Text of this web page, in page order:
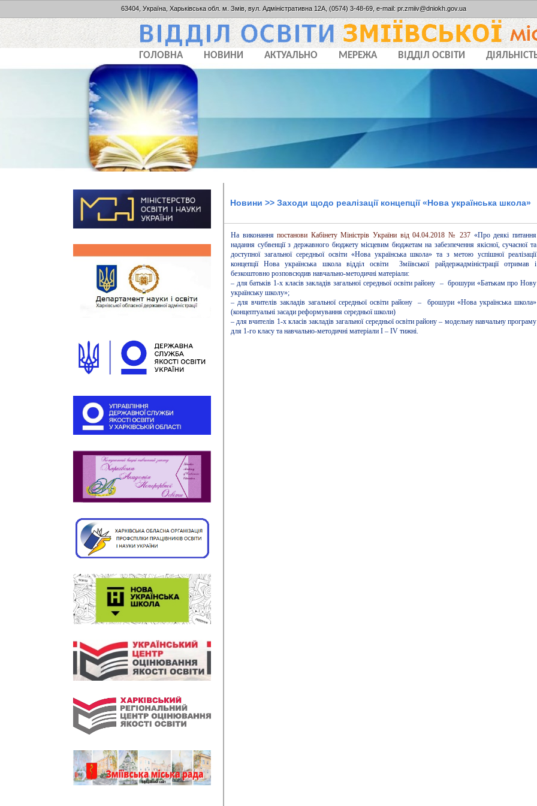
63404, Україна, Харьківська обл. м. Змів, вул. Адміністративна 12А, (0574) 3-48-69, e-mail: pr.zmiiv@dniokh.gov.ua
ГОЛОВНА НОВИНИ АКТУАЛЬНО МЕРЕЖА ВІДДІЛ ОСВІТИ
Новини >> Заходи щодо реалізації концепції «Нова українська школа»
На виконанняпостанови Кабінету Міністрів України від 04.04.2018 № 237 «Про деякі питання
надання субвенції з державного бюджету місцевим бюджетам на забезпечення якісної, сучасної та
доступної загальної середньої освіти «Нова українська школа» та з метою успішної реалізації
концепції Нова українська школа відділ освіти Зміївської райдержадміністрації отримав і
безкоштовно розповсюдив навчально-методичні матеріали:
– для батьків 1-х класів закладів загальної середньої освіти району – брошури «Батькам про Нову
українську школу»;
– для вчителів закладів загальної середньої освіти району – брошури «Нова українська школа»
(концептуальні засади реформування середньої школи)
– для вчителів 1-х класів закладів загальної середньої освіти району – модельну навчальну програму
для 1-го класу та навчально-методичні матеріали І – ІV тижні.